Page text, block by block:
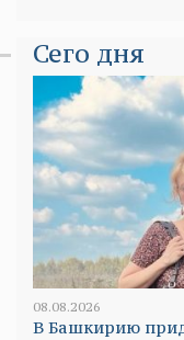
Сего дня
08.08.2026
В Башкирию